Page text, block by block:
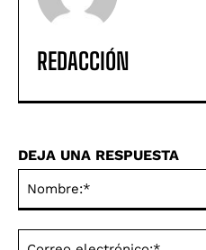
REDACCIÓN
DEJA UNA RESPUESTA